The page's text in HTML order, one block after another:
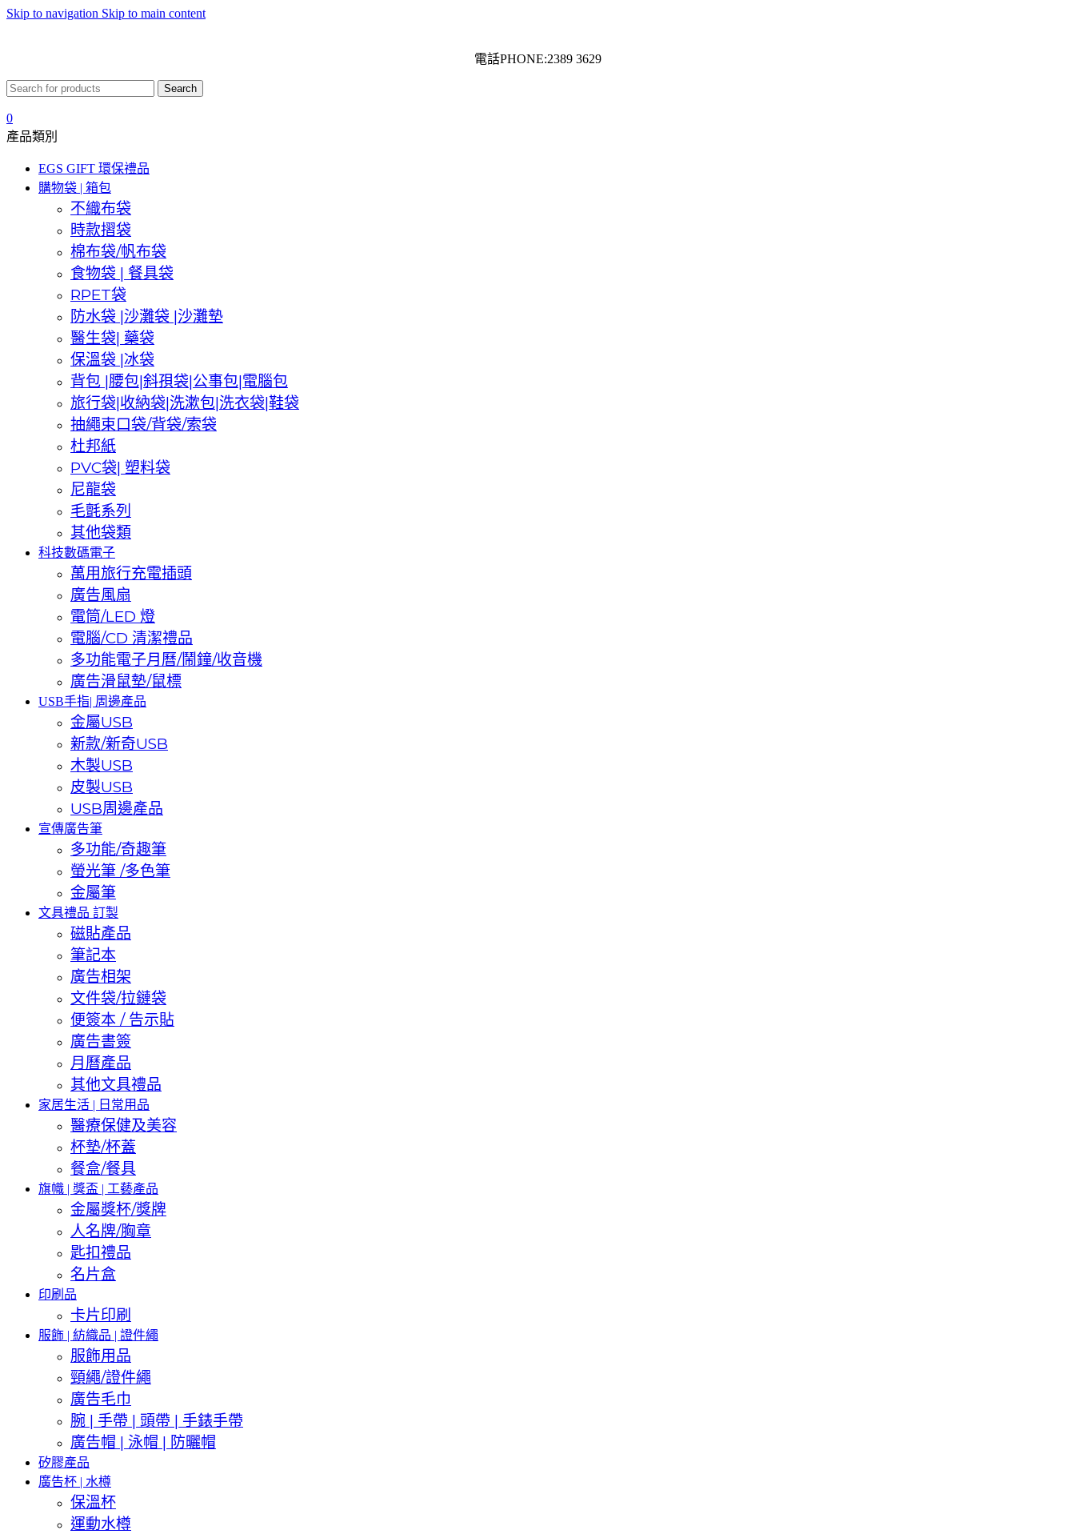
Skip to navigation Skip to main content
電話PHONE:2389 3629
Search
0
產品類別
EGS GIFT 環保禮品
購物袋 | 箱包
不織布袋
時款摺袋
棉布袋/帆布袋
食物袋 | 餐具袋
RPET袋
防水袋 |沙灘袋 |沙灘墊
醫生袋| 藥袋
保溫袋 |冰袋
背包 |腰包|斜孭袋|公事包|電腦包
旅行袋|收納袋|洗漱包|洗衣袋|鞋袋
抽繩束口袋/背袋/索袋
杜邦紙
PVC袋| 塑料袋
尼龍袋
毛氈系列
其他袋類
科技數碼電子
萬用旅行充電插頭
廣告風扇
電筒/LED 燈
電腦/CD 清潔禮品
多功能電子月曆/鬧鐘/收音機
廣告滑鼠墊/鼠標
USB手指| 周邊產品
金屬USB
新款/新奇USB
木製USB
皮製USB
USB周邊產品
宣傳廣告筆
多功能/奇趣筆
螢光筆 /多色筆
金屬筆
文具禮品 訂製
磁貼產品
筆記本
廣告相架
文件袋/拉鏈袋
便簽本 / 告示貼
廣告書簽
月曆產品
其他文具禮品
家居生活 | 日常用品
醫療保健及美容
杯墊/杯蓋
餐盒/餐具
旗幟 | 獎盃 | 工藝產品
金屬獎杯/獎牌
人名牌/胸章
匙扣禮品
名片盒
印刷品
卡片印刷
服飾 | 紡織品 | 證件繩
服飾用品
頸繩/證件繩
廣告毛巾
腕 | 手帶 | 頭帶 | 手錶手帶
廣告帽 | 泳帽 | 防曬帽
矽膠產品
廣告杯 | 水樽
保溫杯
運動水樽